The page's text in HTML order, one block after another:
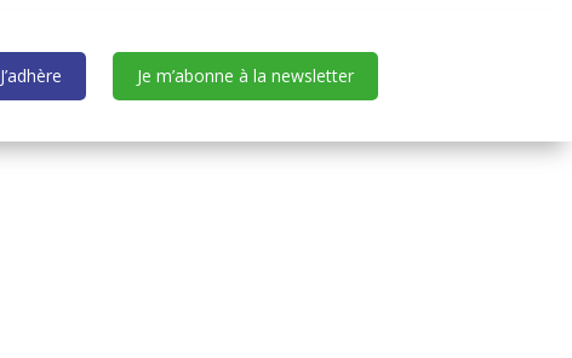
J’adhère Je m’abonne à la newsletter